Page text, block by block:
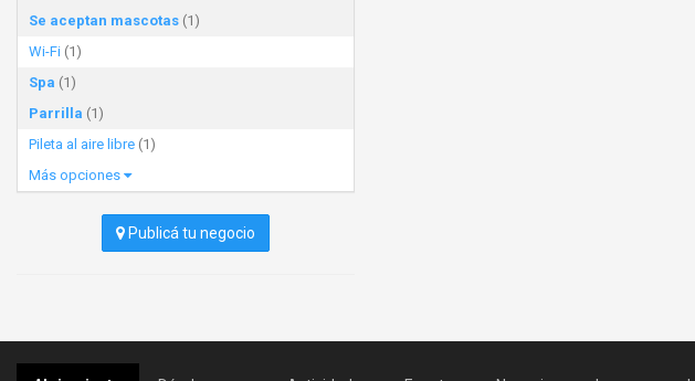
Se aceptan mascotas (1)
Wi-Fi (1)
Spa (1)
Parrilla (1)
Pileta al aire libre (1)
Más opciones
Publicá tu negocio